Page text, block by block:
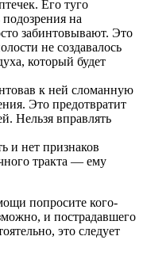
Его туго
на
забинтовывают. Это
не создавалось
который будет
к ней сломанную
Это предотвратит
Нельзя вправлять
и нет признаков
тракта — ему
попросите кого-
и пострадавшего
это следует